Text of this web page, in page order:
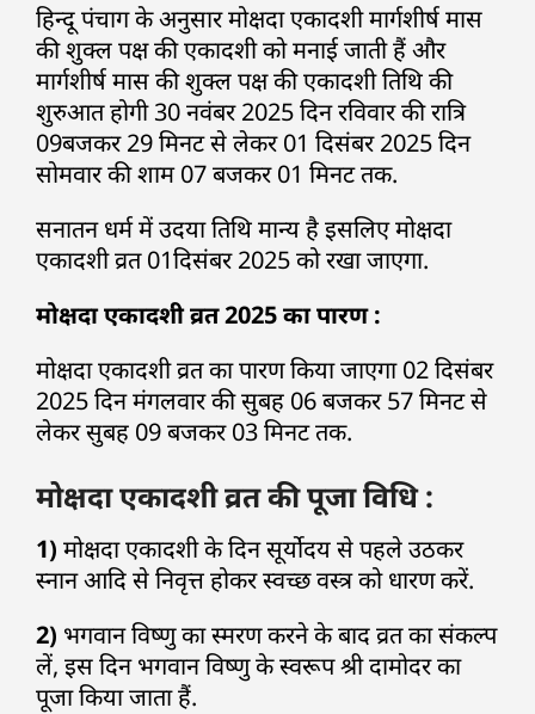
हिन्दू पंचाग के अनुसार मोक्षदा एकादशी मार्गशीर्ष मास
की शुक्ल पक्ष की एकादशी को मनाई जाती हैं और
मार्गशीर्ष मास की शुक्ल पक्ष की एकादशी तिथि की
शुरुआत होगी 30 नवंबर 2025 दिन रविवार की रात्रि
09बजकर 29 मिनट से लेकर 01 दिसंबर 2025 दिन
सोमवार की शाम 07 बजकर 01 मिनट तक.
सनातन धर्म में उदया तिथि मान्य है इसलिए मोक्षदा
एकादशी व्रत 01दिसंबर 2025 को रखा जाएगा.
मोक्षदा एकादशी व्रत 2025 का पारण :
मोक्षदा एकादशी व्रत का पारण किया जाएगा 02 दिसंबर
2025 दिन मंगलवार की सुबह 06 बजकर 57 मिनट से
लेकर सुबह 09 बजकर 03 मिनट तक.
मोक्षदा एकादशी व्रत की पूजा विधि :
1) मोक्षदा एकादशी के दिन सूर्योदय से पहले उठकर
स्नान आदि से निवृत्त होकर स्वच्छ वस्त्र को धारण करें.
2) भगवान विष्णु का स्मरण करने के बाद व्रत का संकल्प
लें, इस दिन भगवान विष्णु के स्वरूप श्री दामोदर का
पूजा किया जाता हैं.